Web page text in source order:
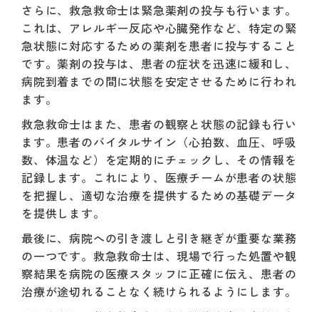
さらに、救急救命士は緊急薬剤の投与も行います。
これは、アレルギー反応や心臓発作など、特定の緊
急状態に対応するための薬剤を患者に投与すること
です。薬剤の投与は、患者の症状を迅速に緩和し、
病院到着までの間に状態を安定させるために行われ
ます。
救急救命士はまた、患者の観察と状態の記録も行い
ます。患者のバイタルサイン（心拍数、血圧、呼吸
数、体温など）を定期的にチェックし、その情報を
記録します。これにより、医療チームが患者の状態
を把握し、適切な治療を提供するための基礎データ
を提供します。
最後に、病院への引き渡しと引き継ぎが重要な業務
の一つです。救急救命士は、現場で行った処置や観
察結果を病院の医療スタッフに正確に伝え、患者の
治療が途切れることなく続けられるようにします。